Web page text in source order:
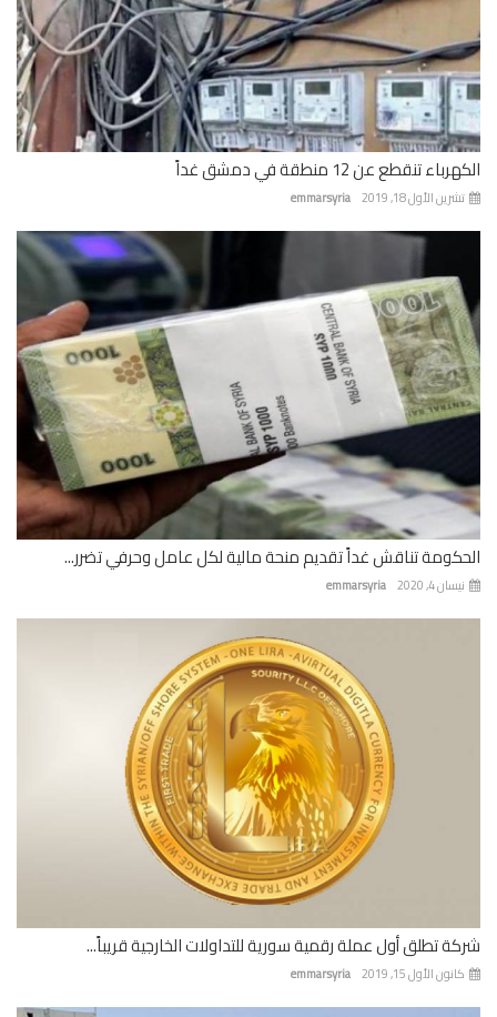
تنقطع عن 12 منطقة في دمشق غداً
emmarsyria الأول 18, 2019
تناقش غداً تقديم منحة مالية لكل عامل وحرفي تضرر...
emmarsyria 4, 2020
تطلق أول عملة رقمية سورية للتداولات الخارجية قريباً...
emmarsyria الأول 15, 2019